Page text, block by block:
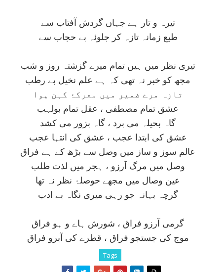
تيرہ و تار ہے جہاں گردش آفتاب سے
طبع زمانہ تازہ کر جلوئہ بے حجاب سے
تيری نظر ميں ہيں تمام ميرے گزشتہ روز و شب
مجھ کو خبر نہ تھی کہ ہے علم نخيل بے رطب
تازہ مرے ضمير ميں معرکۂ کہن ہوا
عشق تمام مصطفی ، عقل تمام بولہب
گاہ بحيلہ می برد ، گاہ بزور می کشد
عشق کی ابتدا عجب ، عشق کی انتہا عجب
عالم سوز و ساز ميں وصل سے بڑھ کے ہے فراق
وصل ميں مرگ آرزو ، ہجر ميں لذت طلب
عين وصال ميں مجھے حوصلۂ نظر نہ تھا
گرچہ بہانہ جو رہی ميری نگاہ بے ادب
گرمی آرزو فراق ، شورش ہاے و ہو فراق
موج کی جستجو فراق ، قطرے کی آبرو فراق
Tags